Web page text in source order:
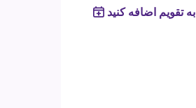
به تقویم اضافه کنید